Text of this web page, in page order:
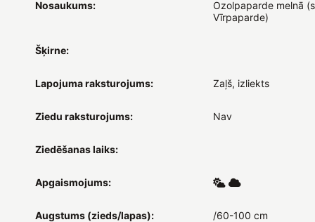
Nosaukums:
Ozolpaparde melnā
Vīrpaparde)
Šķirne:
Lapojuma raksturojums: Zaļš, izliekts
Ziedu raksturojums: Nav
Ziedēšanas laiks:
Apgaismojums:
Augstums (zieds/lapas): /60-100 cm